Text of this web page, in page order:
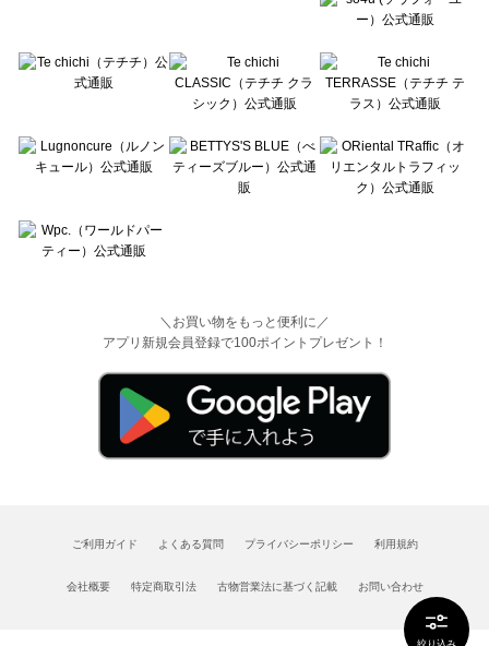
絞り込み
＼お買い物をもっと便利に／
アプリ新規会員登録で100ポイントプレゼント！
ご利用ガイド よくある質問 プライバシーポリシー 利用規約
会社概要 特定商取引法 古物営業法に基づく記載 お問い合わせ